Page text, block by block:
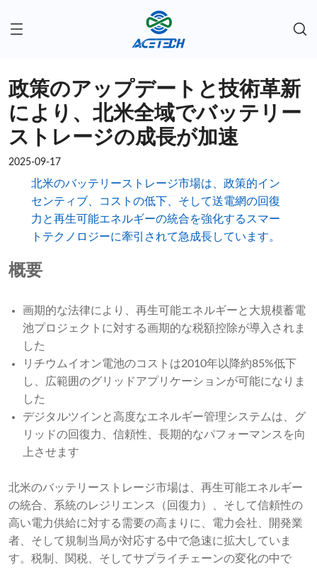
政策のアップデートと技術革新
により、北米全域でバッテリー
ストレージの成長が加速
2025-09-17
北米のバッテリーストレージ市場は、政策的イン
センティブ、コストの低下、そして送電網の回復
力と再生可能エネルギーの統合を強化するスマー
トテクノロジーに牽引されて急成長しています。
概要
画期的な法律により、再生可能エネルギーと大規模蓄電
池プロジェクトに対する画期的な税額控除が導入されま
した
リチウムイオン電池のコストは2010年以降約85%低下
し、広範囲のグリッドアプリケーションが可能になりま
した
デジタルツインと高度なエネルギー管理システムは、グ
リッドの回復力、信頼性、長期的なパフォーマンスを向
上させます
北米のバッテリーストレージ市場は、再生可能エネルギー
の統合、系統のレジリエンス（回復力）、そして信頼性の
高い電力供給に対する需要の高まりに、電力会社、開発業
者、そして規制当局が対応する中で急速に拡大していま
す。税制、関税、そしてサプライチェーンの変化の中で